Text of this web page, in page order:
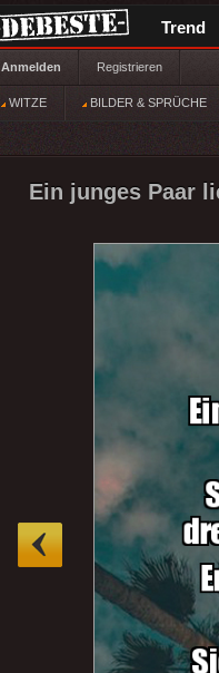
Trend
Anmelden Registrieren
WITZE BILDER & SPRÜCHE
Ein junges Paar